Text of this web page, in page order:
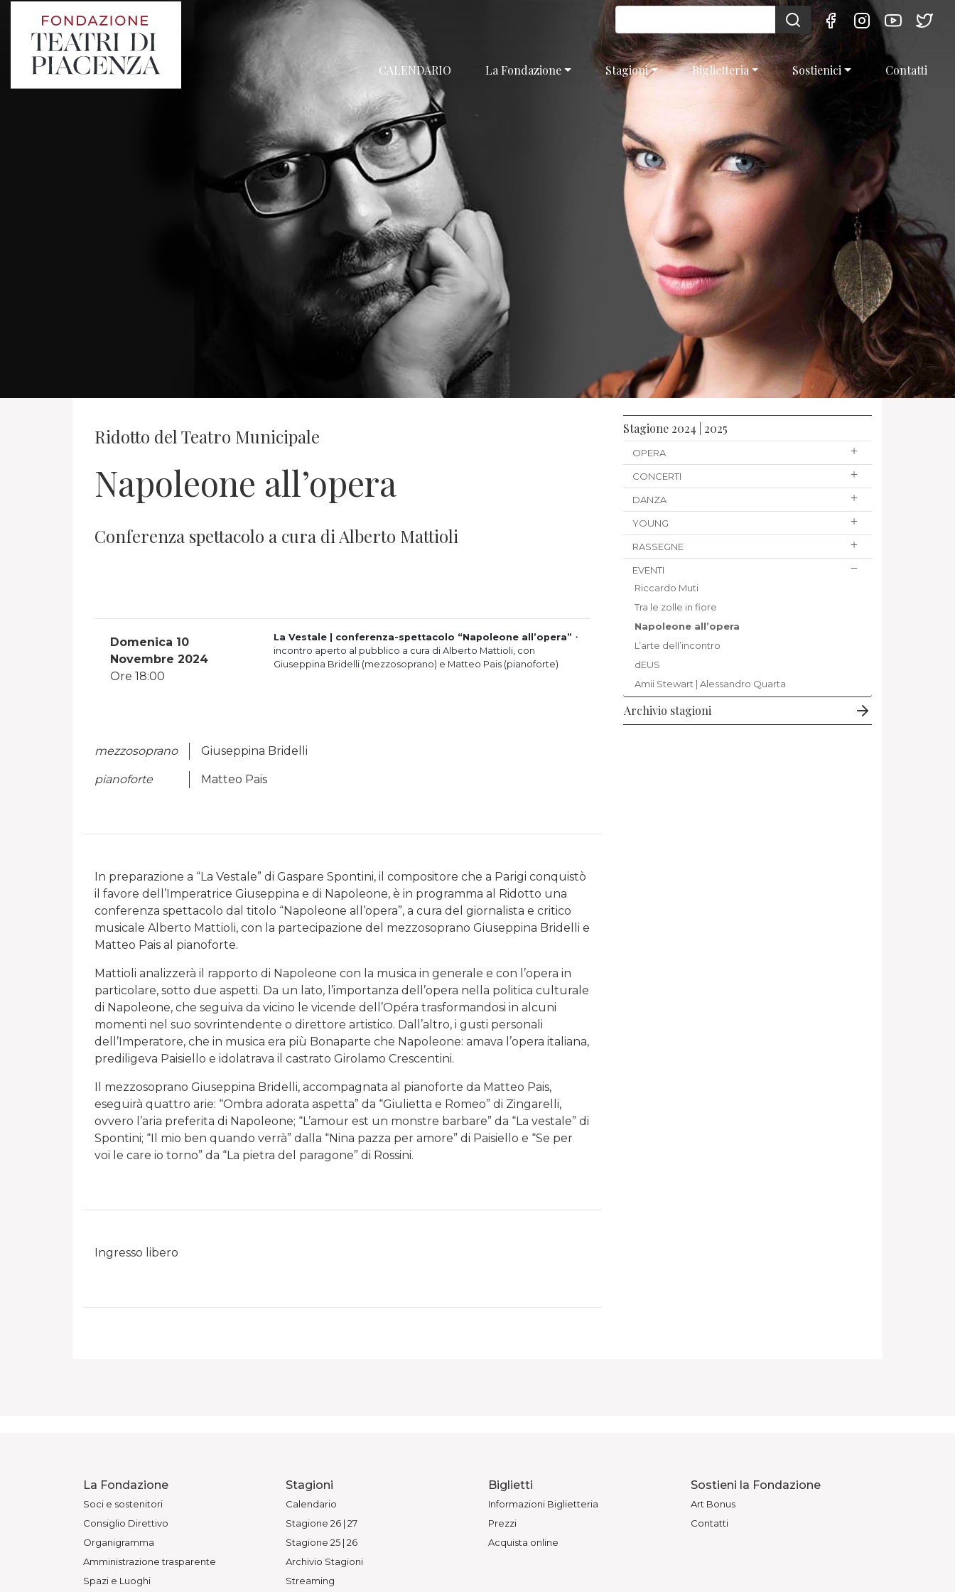
CALENDARIO La Fondazione Stagioni Biglietteria Sostienici Contatti
Ridotto del Teatro Municipale
Napoleone all’opera
Conferenza spettacolo a cura di Alberto Mattioli
Domenica 10
Novembre 2024
Ore 18:00
La Vestale | conferenza-spettacolo “Napoleone all’opera” ・
incontro aperto al pubblico a cura di Alberto Mattioli, con
Giuseppina Bridelli (mezzosoprano) e Matteo Pais (pianoforte)
mezzosoprano Giuseppina Bridelli
pianoforte Matteo Pais
In preparazione a “La Vestale” di Gaspare Spontini, il compositore che a Parigi conquistò
il favore dell’Imperatrice Giuseppina e di Napoleone, è in programma al Ridotto una
conferenza spettacolo dal titolo “Napoleone all’opera”, a cura del giornalista e critico
musicale Alberto Mattioli, con la partecipazione del mezzosoprano Giuseppina Bridelli e
Matteo Pais al pianoforte.
Mattioli analizzerà il rapporto di Napoleone con la musica in generale e con l’opera in
particolare, sotto due aspetti. Da un lato, l’importanza dell’opera nella politica culturale
di Napoleone, che seguiva da vicino le vicende dell’Opéra trasformandosi in alcuni
momenti nel suo sovrintendente o direttore artistico. Dall’altro, i gusti personali
dell’Imperatore, che in musica era più Bonaparte che Napoleone: amava l’opera italiana,
prediligeva Paisiello e idolatrava il castrato Girolamo Crescentini.
Il mezzosoprano Giuseppina Bridelli, accompagnata al pianoforte da Matteo Pais,
eseguirà quattro arie: “Ombra adorata aspetta” da “Giulietta e Romeo” di Zingarelli,
ovvero l’aria preferita di Napoleone; “L’amour est un monstre barbare” da “La vestale” di
Spontini; “Il mio ben quando verrà” dalla “Nina pazza per amore” di Paisiello e “Se per
voi le care io torno” da “La pietra del paragone” di Rossini.
Ingresso libero
Stagione 2024 | 2025
OPERA
CONCERTI
DANZA
YOUNG
RASSEGNE
EVENTI
Riccardo Muti
Tra le zolle in fiore
Napoleone all’opera
L’arte dell’incontro
dEUS
Amii Stewart | Alessandro Quarta
Archivio stagioni
La Fondazione
Soci e sostenitori
Consiglio Direttivo
Organigramma
Amministrazione trasparente
Spazi e Luoghi
Stagioni
Calendario
Stagione 26 | 27
Stagione 25 | 26
Archivio Stagioni
Streaming
Biglietti
Informazioni Biglietteria
Prezzi
Acquista online
Sostieni la Fondazione
Art Bonus
Contatti